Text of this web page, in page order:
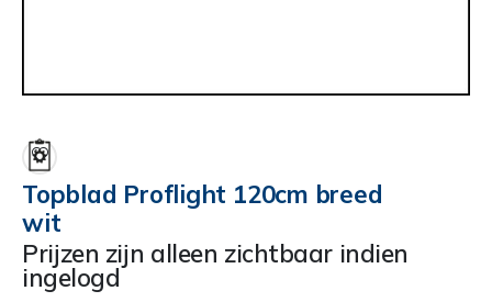
het
begin
van
de
afbeeldingen-
gallerij
Topblad Proflight 120cm breed
wit
Prijzen zijn alleen zichtbaar indien
ingelogd